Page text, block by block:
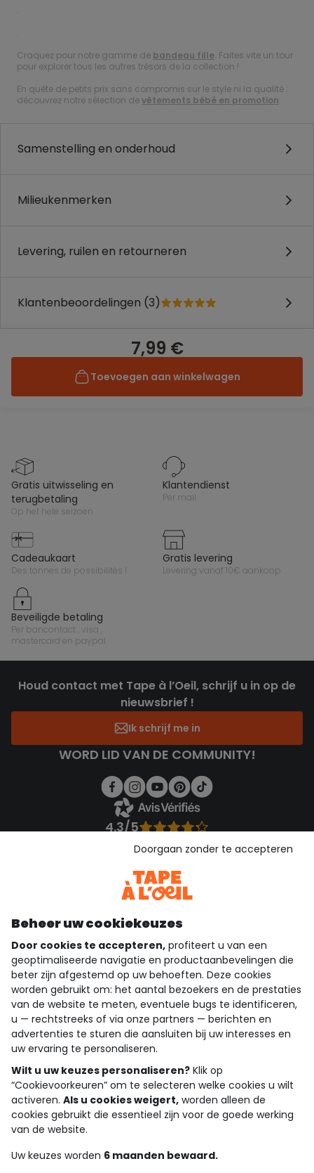
.
.
Craquez pour notre gamme de bandeau fille. Faites vite un tour
pour explorer tous les autres trésors de la collection !
En quête de petits prix sans compromis sur le style ni la qualité :
découvrez notre sélection devêtements bébé en promotion.
Samenstelling en onderhoud
Milieukenmerken
Levering, ruilen en retourneren
Klantenbeoordelingen (3)
7,99 €
Toevoegen aan winkelwagen
gratis uitwisseling en
terugbetaling
op het hele seizoen
klantendienst
per mail
cadeaukaart
des tonnes de possibilités !
gratis levering
levering vanaf 10€ aankoop
beveiligde betaling
per bancontact , visa ,
mastercard en paypal
Houd contact met Tape à l’Oeil, schrijf u in op de
nieuwsbrief !
Ik schrijf me in
WORD LID VAN DE COMMUNITY!
4.3/5
Bekijk de vertrouwensverklaring
Download onze applicatie
Ontdek onze applicatie
wie zijn we?
hulp nodig
loyalty club
onze catalogus
Algemene verkoop en gebruiksvoorwaarden
Privacybeleid
Cookies en persoonsgegevens
Beheer uw cookiekeuzes
Door cookies te accepteren, profiteert u van een
geoptimaliseerde navigatie en productaanbevelingen die
beter zijn afgestemd op uw behoeften. Deze cookies
worden gebruikt om: het aantal bezoekers en de prestaties
van de website te meten, eventuele bugs te identificeren,
u — rechtstreeks of via onze partners — berichten en
advertenties te sturen die aansluiten bij uw interesses en
uw ervaring te personaliseren.
Wilt u uw keuzes personaliseren? Klik op
“Cookievoorkeuren” om te selecteren welke cookies u wilt
activeren. Als u cookies weigert, worden alleen de
cookies gebruikt die essentieel zijn voor de goede werking
van de website.
Uw keuzes worden 6 maanden bewaard.
Doorgaan zonder te accepteren